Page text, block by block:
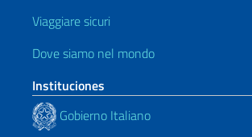
Viaggiare sicuri
Dove siamo nel mondo
Instituciones
Gobierno Italiano